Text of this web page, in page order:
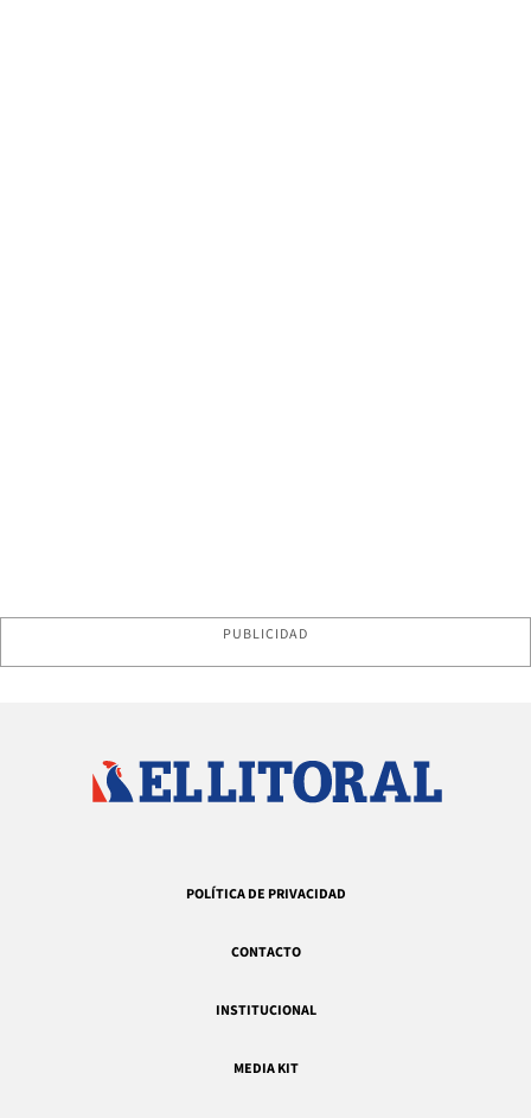
PUBLICIDAD
POLÍTICA DE PRIVACIDAD
CONTACTO
INSTITUCIONAL
MEDIA KIT